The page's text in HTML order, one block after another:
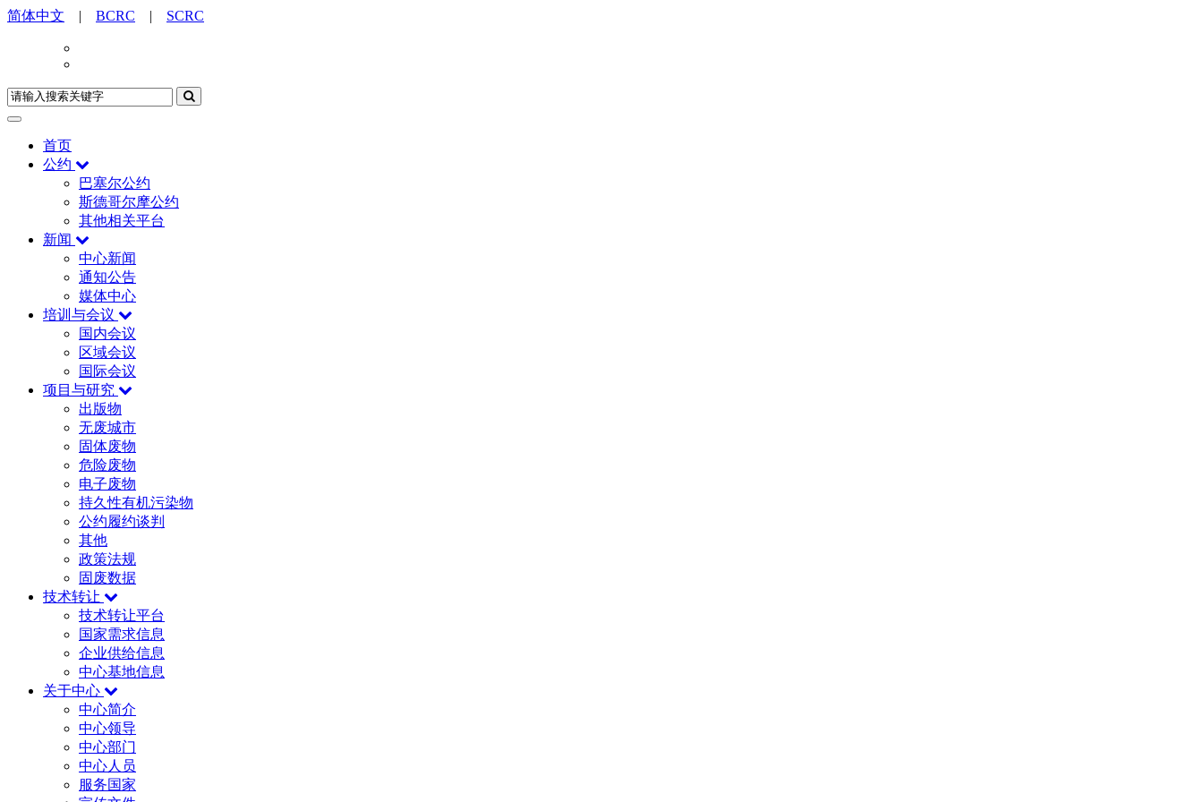
简体中文 | BCRC | SCRC
首页
公约
巴塞尔公约
斯德哥尔摩公约
其他相关平台
新闻
中心新闻
通知公告
媒体中心
培训与会议
国内会议
区域会议
国际会议
项目与研究
出版物
无废城市
固体废物
危险废物
电子废物
持久性有机污染物
公约履约谈判
其他
政策法规
固废数据
技术转让
技术转让平台
国家需求信息
企业供给信息
中心基地信息
关于中心
中心简介
中心领导
中心部门
中心人员
服务国家